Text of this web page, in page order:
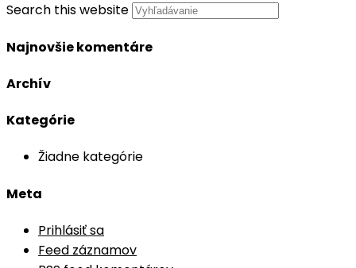
Search this website
Najnovšie komentáre
Archív
Kategórie
Žiadne kategórie
Meta
Prihlásiť sa
Feed záznamov